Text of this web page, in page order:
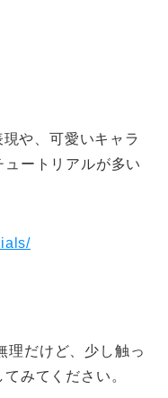
や、可愛いキャラ
ートリアルが多い
理だけど、少し触っ
みてください。